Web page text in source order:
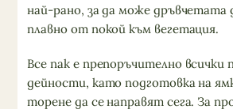
най-рано, за да може дръвчетата
плавно от покой към вегетация.
Все пак е препоръчително всички
дейности, като подготовка на
торене да се направят сега. За